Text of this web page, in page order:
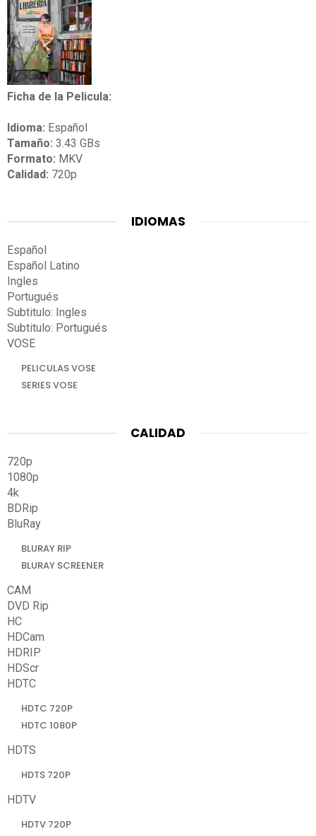
Ficha de la Pelicula:
Idioma: Español
Tamaño: 3.43 GBs
Formato: MKV
Calidad: 720p
IDIOMAS
Español
Español Latino
Ingles
Portugués
Subtitulo: Ingles
Subtitulo: Portugués
VOSE
PELICULAS VOSE
SERIES VOSE
CALIDAD
720p
1080p
4k
BDRip
BluRay
BLURAY RIP
BLURAY SCREENER
CAM
DVD Rip
HC
HDCam
HDRIP
HDScr
HDTC
HDTC 720P
HDTC 1080P
HDTS
HDTS 720P
HDTV
HDTV 720P